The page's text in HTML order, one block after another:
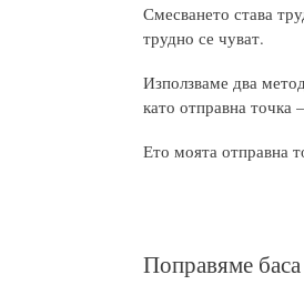
Смесването става
трудно се чуват.
Използваме два
като отправна точка
Ето моята отправна
Поправяме баса